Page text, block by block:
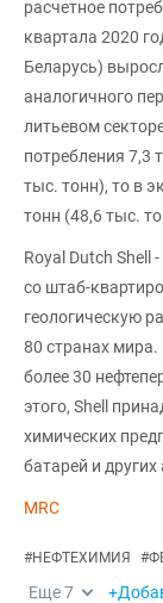
расчетное
квартала 2020
Беларусь)
аналогичного
литьевом
потребления 7,3
тыс. тонн), то в
тонн (48,6 тыс.
Royal Dutch Shell
со штаб-
геологическую
80 странах
более 30
этого, Shell
химических
батарей и
MRC
#НЕФТЕХИМИЯ #
Еще7